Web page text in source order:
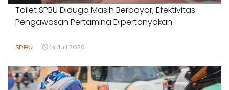
Toilet SPBU Diduga Masih Berbayar, Efektivitas
Pengawasan Pertamina Dipertanyakan
SPBU 14 Juli 2026